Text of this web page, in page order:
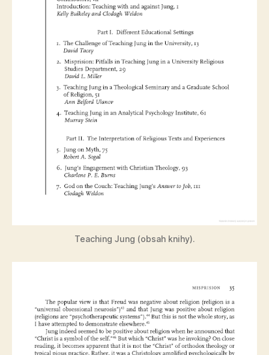
Teaching Jung (obsah knihy).